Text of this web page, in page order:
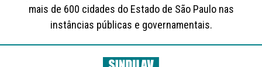
mais de 600 cidades do Estado de São Paulo nas
instâncias públicas e governamentais.